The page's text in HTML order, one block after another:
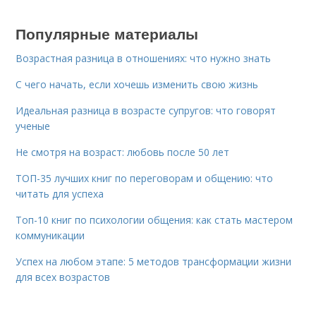
Популярные материалы
Возрастная разница в отношениях: что нужно знать
С чего начать, если хочешь изменить свою жизнь
Идеальная разница в возрасте супругов: что говорят
ученые
Не смотря на возраст: любовь после 50 лет
ТОП-35 лучших книг по переговорам и общению: что
читать для успеха
Топ-10 книг по психологии общения: как стать мастером
коммуникации
Успех на любом этапе: 5 методов трансформации жизни
для всех возрастов